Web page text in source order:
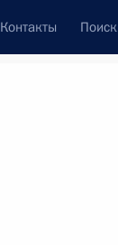
Контакты Поиск